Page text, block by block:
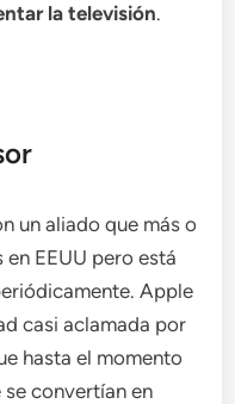
la televisión.
un aliado que más o
EEUU pero está
Apple
casi aclamada por
hasta el momento
convertían en